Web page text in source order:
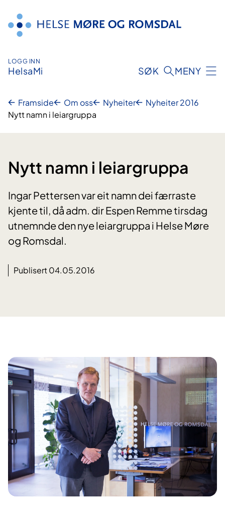
innhald
LOGG INN
HelsaMi SØK MENY
Framside Om oss Nyheiter
Nyheiter 2016
Nytt namn i leiargruppa
Nytt namn i leiargruppa
Ingar Pettersen var eit namn dei færraste
kjente til, då adm. dir Espen Remme tirsdag
utnemnde den nye leiargruppa i Helse Møre
og Romsdal.
Publisert 04.05.2016